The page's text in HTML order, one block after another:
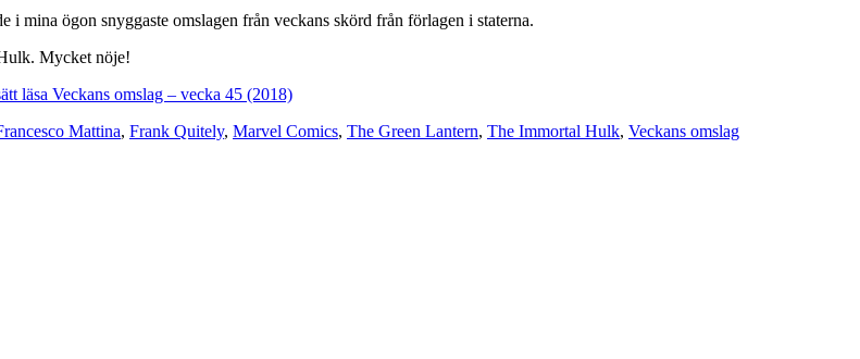
mina ögon snyggaste omslagen från veckans skörd från förlagen i staterna.
Mycket nöje!
läsa Veckans omslag – vecka 45 (2018)
Mattina, Frank Quitely, Marvel Comics, The Green Lantern, The Immortal Hulk, Veckans omslag